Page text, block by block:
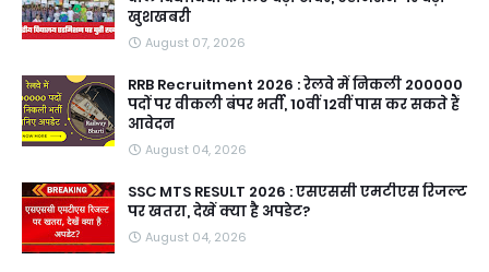
खुशखबरी
August 07, 2026
RRB Recruitment 2026 : रेलवे में निकली 200000
पदों पर वीकली बंपर भर्ती, 10वीं 12वीं पास कर सकते हैं
आवेदन
August 04, 2026
SSC MTS RESULT 2026 : एसएससी एमटीएस रिजल्ट
पर खतरा, देखें क्या है अपडेट?
August 04, 2026